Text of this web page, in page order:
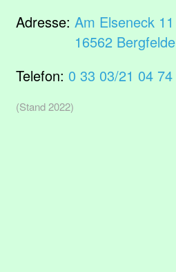
Adresse: Am Elseneck 11
16562 Bergfelde
Telefon: 0 33 03/21 04 74
(Stand 2022)